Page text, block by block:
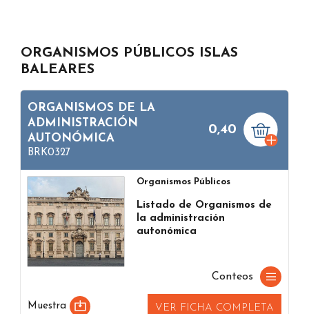
ORGANISMOS PÚBLICOS ISLAS
BALEARES
ORGANISMOS DE LA
ADMINISTRACIÓN
AUTONÓMICA
BRK0327
0,40
Organismos Públicos
Listado de Organismos de
la administración
autonómica
Conteos
Muestra VER FICHA COMPLETA